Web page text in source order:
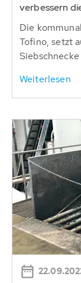
verbessern
Die
Tofino, setzt
Siebschnecke
Weiterlesen